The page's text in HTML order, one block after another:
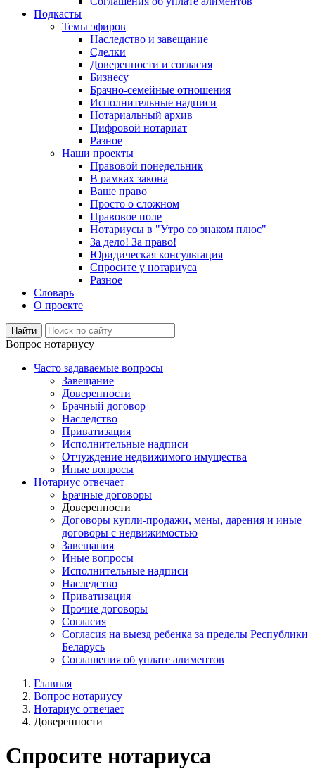
Подкасты
Темы эфиров
Наследство и завещание
Сделки
Доверенности и согласия
Бизнесу
Брачно-семейные отношения
Исполнительные надписи
Нотариальный архив
Цифровой нотариат
Разное
Наши проекты
Правовой понедельник
В рамках закона
Ваше право
Просто о сложном
Правовое поле
Нотариусы в "Утро со знаком плюс"
За дело! За право!
Юридическая консультация
Спросите у нотариуса
Разное
Словарь
О проекте
Вопрос нотариусу
Часто задаваемые вопросы
Завещание
Доверенности
Брачный договор
Наследство
Приватизация
Исполнительные надписи
Отчуждение недвижимого имущества
Иные вопросы
Нотариус отвечает
Брачные договоры
Доверенности
Договоры купли-продажи, мены, дарения и иные
договоры с недвижимостью
Завещания
Иные вопросы
Исполнительные надписи
Наследство
Приватизация
Прочие договоры
Согласия
Согласия на выезд ребенка за пределы Республики
Беларусь
Соглашения об уплате алиментов
Главная
Вопрос нотариусу
Нотариус отвечает
Доверенности
Спросите нотариуса